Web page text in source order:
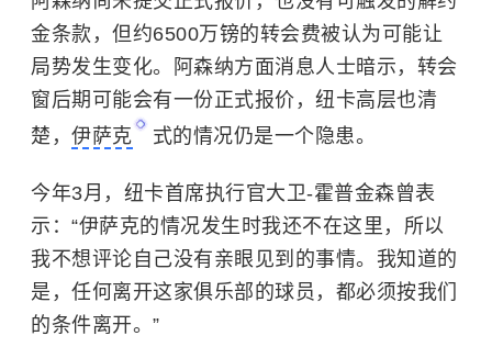
金条款，但约6500万镑的转会费被认为可能让
局势发生变化。阿森纳方面消息人士暗示，转会
窗后期可能会有一份正式报价，纽卡高层也清
楚， 伊萨克 式的情况仍是一个隐患。
今年3月，纽卡首席执行官大卫-霍普金森曾表
示：“伊萨克的情况发生时我还不在这里，所以
我不想评论自己没有亲眼见到的事情。我知道的
是，任何离开这家俱乐部的球员，都必须按我们
的条件离开。”